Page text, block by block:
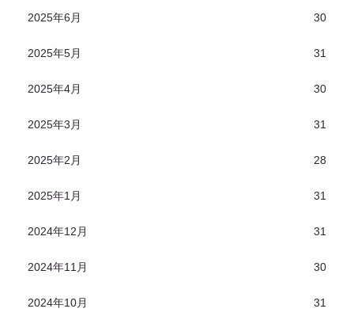
2025年6月 30
2025年5月 31
2025年4月 30
2025年3月 31
2025年2月 28
2025年1月 31
2024年12月 31
2024年11月 30
2024年10月 31